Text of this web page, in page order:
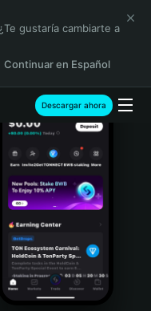
gustaría cambiarte a
Continuar en Español
Descargar ahora